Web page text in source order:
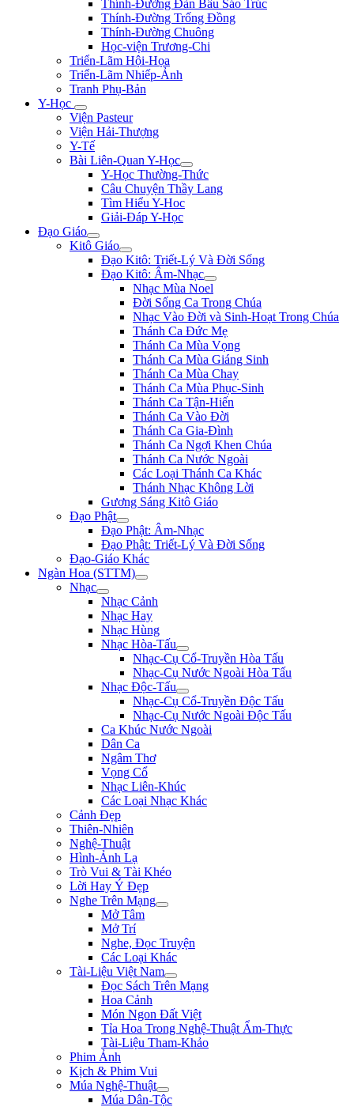
Thính-Đường Đàn Bầu Sáo Trúc
Thính-Đường Trống Đồng
Thính-Đường Chuông
Học-viện Trương-Chi
Triển-Lãm Hội-Họa
Triển-Lãm Nhiếp-Ảnh
Tranh Phụ-Bản
Y-Học
Viện Pasteur
Viện Hải-Thượng
Y-Tế
Bài Liên-Quan Y-Học
Y-Học Thường-Thức
Câu Chuyện Thầy Lang
Tìm Hiểu Y-Hoc
Giải-Đáp Y-Học
Đạo Giáo
Kitô Giáo
Đạo Kitô: Triết-Lý Và Đời Sống
Đạo Kitô: Âm-Nhạc
Nhạc Mùa Noel
Đời Sống Ca Trong Chúa
Nhạc Vào Đời và Sinh-Hoạt Trong Chúa
Thánh Ca Đức Mẹ
Thánh Ca Mùa Vọng
Thánh Ca Mùa Giáng Sinh
Thánh Ca Mùa Chay
Thánh Ca Mùa Phục-Sinh
Thánh Ca Tận-Hiến
Thánh Ca Vào Đời
Thánh Ca Gia-Đình
Thánh Ca Ngợi Khen Chúa
Thánh Ca Nước Ngoài
Các Loại Thánh Ca Khác
Thánh Nhạc Không Lời
Gương Sáng Kitô Giáo
Đạo Phật
Đạo Phật: Âm-Nhạc
Đạo Phật: Triết-Lý Và Đời Sống
Đạo-Giáo Khác
Ngàn Hoa (STTM)
Nhạc
Nhạc Cảnh
Nhạc Hay
Nhạc Hùng
Nhạc Hòa-Tấu
Nhạc-Cụ Cổ-Truyền Hòa Tấu
Nhạc-Cụ Nước Ngoài Hòa Tấu
Nhạc Độc-Tấu
Nhạc-Cụ Cổ-Truyền Độc Tấu
Nhạc-Cụ Nước Ngoài Độc Tấu
Ca Khúc Nước Ngoài
Dân Ca
Ngâm Thơ
Vọng Cổ
Nhạc Liên-Khúc
Các Loại Nhạc Khác
Cảnh Đẹp
Thiên-Nhiên
Nghệ-Thuật
Hình-Ảnh Lạ
Trò Vui & Tài Khéo
Lời Hay Ý Đẹp
Nghe Trên Mạng
Mở Tâm
Mở Trí
Nghe, Đọc Truyện
Các Loại Khác
Tài-Liệu Việt Nam
Đọc Sách Trên Mạng
Hoa Cảnh
Món Ngon Đất Việt
Tỉa Hoa Trong Nghệ-Thuật Ẩm-Thực
Tài-Liệu Tham-Khảo
Phim Ảnh
Kịch & Phim Vui
Múa Nghệ-Thuật
Múa Dân-Tộc